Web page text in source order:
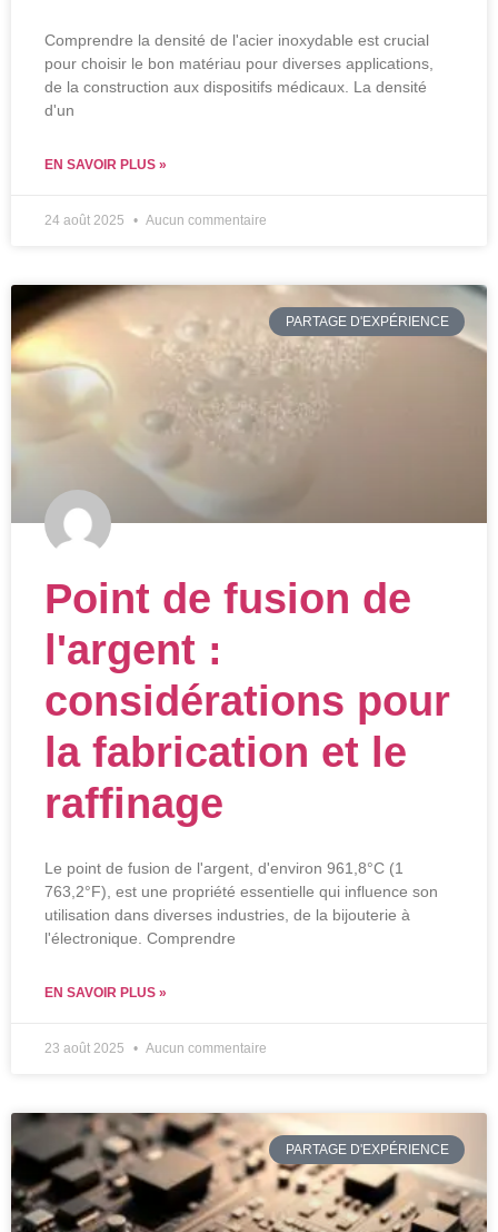
Comprendre la densité de l'acier inoxydable est crucial
pour choisir le bon matériau pour diverses applications,
de la construction aux dispositifs médicaux. La densité
d'un
EN SAVOIR PLUS »
24 août 2025 Aucun commentaire
PARTAGE D'EXPÉRIENCE
Point de fusion de
l'argent :
considérations pour
la fabrication et le
raffinage
Le point de fusion de l'argent, d'environ 961,8°C (1
763,2°F), est une propriété essentielle qui influence son
utilisation dans diverses industries, de la bijouterie à
l'électronique. Comprendre
EN SAVOIR PLUS »
23 août 2025 Aucun commentaire
PARTAGE D'EXPÉRIENCE